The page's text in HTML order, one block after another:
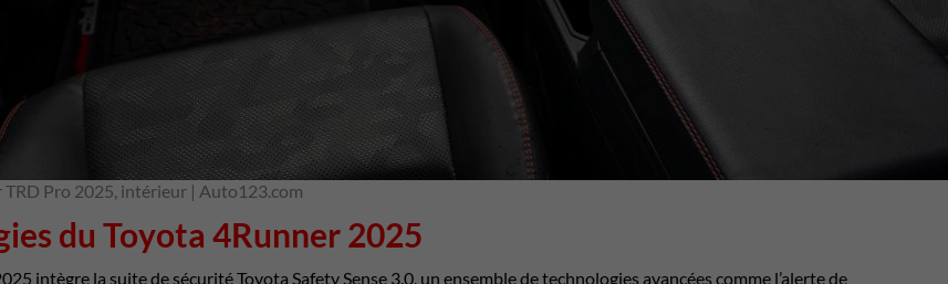
TRD Pro 2025, intérieur | Auto123.com
du Toyota 4Runner 2025
intègre la suite de sécurité Toyota Safety Sense 3.0, un ensemble de technologies avancées comme l’alerte de